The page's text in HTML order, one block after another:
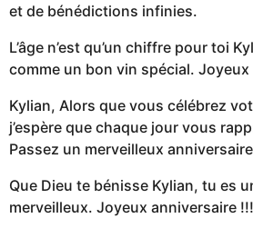
et de bénédictions infinies.
L’âge n’est qu’un chiffre pour toi
comme un bon vin spécial.
Kylian, Alors que vous célébrez
j’espère que chaque jour vous
Passez un merveilleux
Que Dieu te bénisse Kylian, tu es
merveilleux. Joyeux anniversaire !!!